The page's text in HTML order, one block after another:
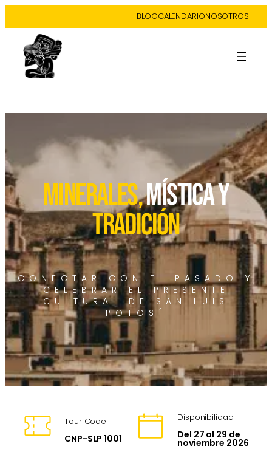
BLOGCALENDARIONOSOTROS
MINERALES,MÍSTICA Y
TRADICIÓN
CONECTAR CON EL PASADO Y
CELEBRAR EL PRESENTE
CULTURAL DE SAN LUIS
POTOSÍ
Tour Code
CNP-SLP 1001
Disponibilidad
Del 27 al 29 de
noviembre 2026